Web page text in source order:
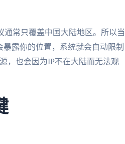
通常只覆盖中国大陆地区。所以当
露你的位置，系统就会自动限制
，也会因为IP不在大陆而无法观